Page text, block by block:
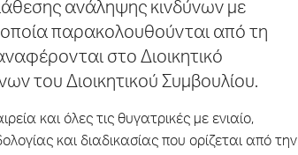
ανάληψης κινδύνων με
παρακολουθούνται από τη
στο Διοικητικό
του Διοικητικού Συμβουλίου.
και όλες τις θυγατρικές με ενιαίο,
και διαδικασίας που ορίζεται από την